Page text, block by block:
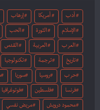
أدب أمريكا إرهاب
الإسلام الثورة الحب
العرب العربية القدس
تاريخ ترجمة تكنولوجيا
حرب روسيا سوريا
فرنسا فلسطين فوتوغرافيا
محمود درويش مريض نفسي